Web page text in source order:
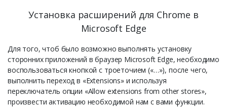
Установка расширений для Chrome в
Microsoft Edge
Для того, чтоб было возможно выполнять установку
сторонних приложений в браузер Microsoft Edge, необходимо
воспользоваться кнопкой с троеточием («…»), после чего,
выполнить переход в «Extensions» и используя
переключатель опции «Allow extensions from other stores»,
произвести активацию необходимой нам с вами функции.